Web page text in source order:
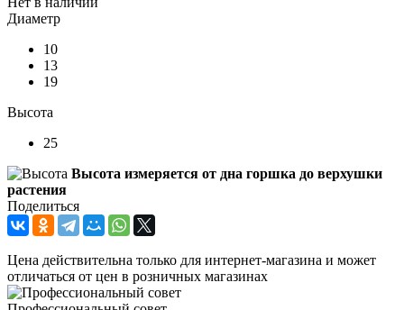
Диаметр
10
13
19
Высота
25
Высота измеряется от дна горшка до верхушки
растения
Поделиться
Цена действительна только для интернет-магазина и может
отличаться от цен в розничных магазинах